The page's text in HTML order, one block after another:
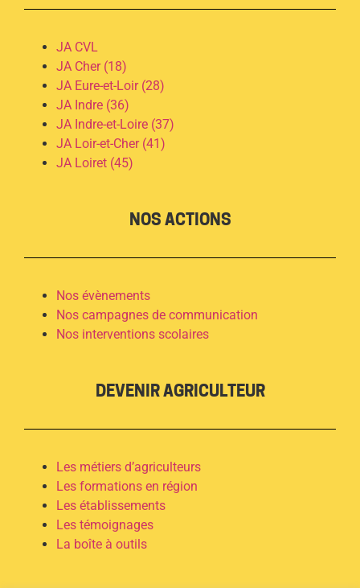
JA CVL
JA Cher (18)
JA Eure-et-Loir (28)
JA Indre (36)
JA Indre-et-Loire (37)
JA Loir-et-Cher (41)
JA Loiret (45)
NOS ACTIONS
Nos évènements
Nos campagnes de communication
Nos interventions scolaires
DEVENIR AGRICULTEUR
Les métiers d’agriculteurs
Les formations en région
Les établissements
Les témoignages
La boîte à outils